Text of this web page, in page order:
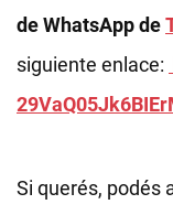
de WhatsApp de
siguiente enlace:
Si querés, podés